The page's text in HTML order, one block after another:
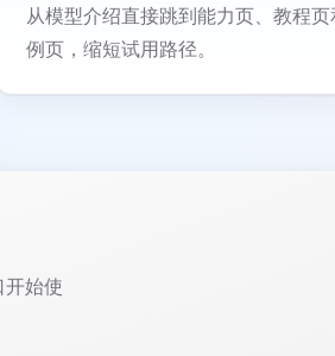
从模型介绍直接跳到能力页、教程页
例页，缩短试用路径。
始使